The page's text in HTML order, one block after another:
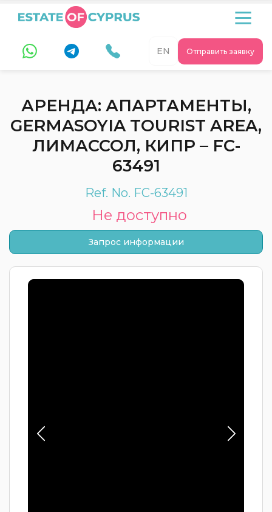
Отправить заявку
EN
АРЕНДА: АПАРТАМЕНТЫ,
GERMASOYIA TOURIST AREA,
ЛИМАССОЛ, КИПР – FC-
63491
Ref. No. FC-63491
Не доступно
Запрос информации